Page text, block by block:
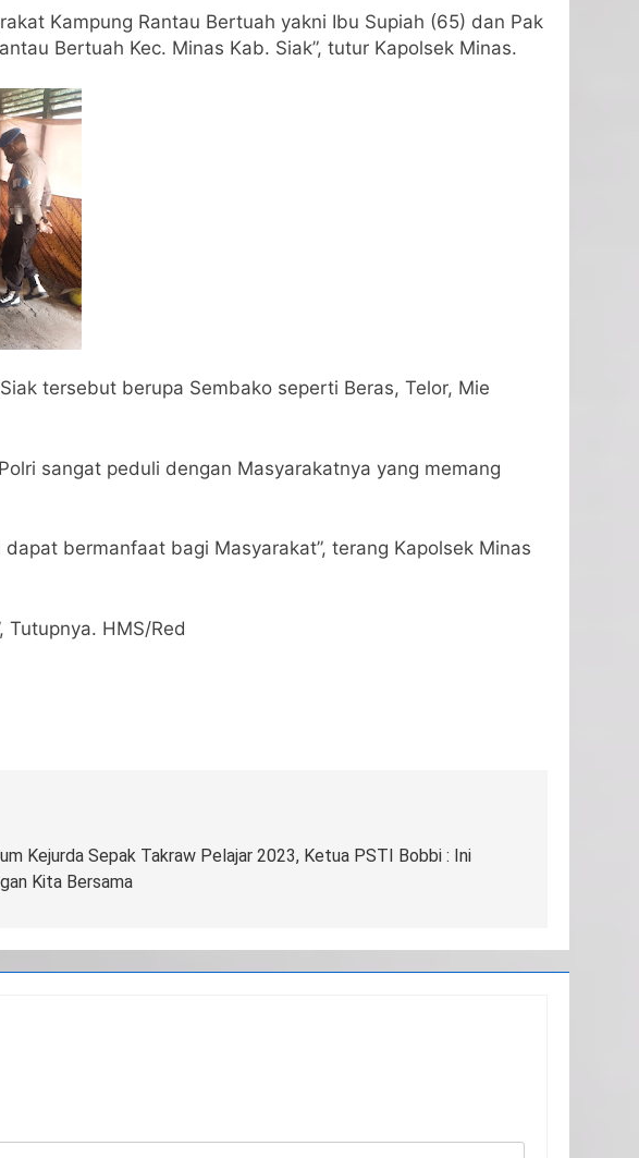
Kampung Rantau Bertuah yakni Ibu Supiah (65) dan Pak
Bertuah Kec. Minas Kab. Siak”, tutur Kapolsek Minas.
tersebut berupa Sembako seperti Beras, Telor, Mie
sangat peduli dengan Masyarakatnya yang memang
bermanfaat bagi Masyarakat”, terang Kapolsek Minas
HMS/Red
Kejurda Sepak Takraw Pelajar 2023, Ketua PSTI Bobbi : Ini
Kita Bersama